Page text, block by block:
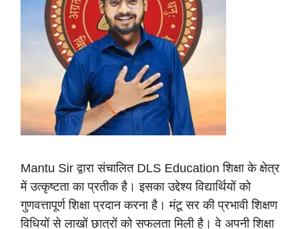
Mantu Sir द्वारा संचालित DLS Education शिक्षा के क्षेत्र
में उत्कृष्टता का प्रतीक है। इसका उद्देश्य विद्यार्थियों को
गुणवत्तापूर्ण शिक्षा प्रदान करना है। मंटू सर की प्रभावी शिक्षण
विधियों से लाखों छात्रों को सफलता मिली है। वे अपनी शिक्षा